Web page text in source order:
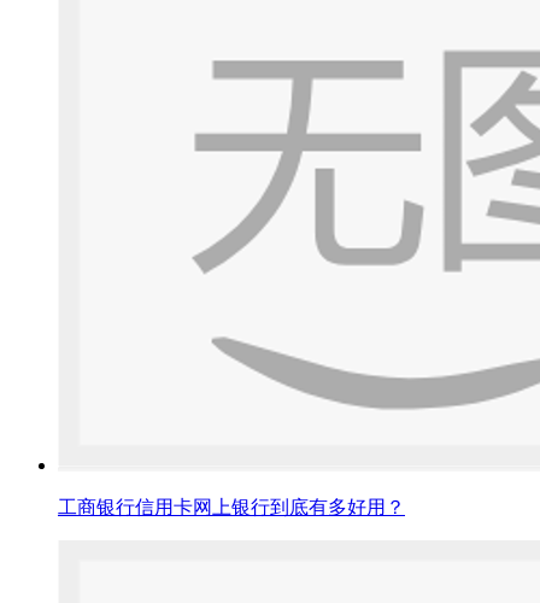
工商银行信用卡网上银行到底有多好用？